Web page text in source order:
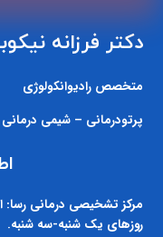
دکتر فرزانه
متخصص رادیوانکولوژی
پرتودرمانی – شیمی درمانی
مرکز تشخیصی درمانی رسا:
روزهای یک شنبه-سه شنبه.